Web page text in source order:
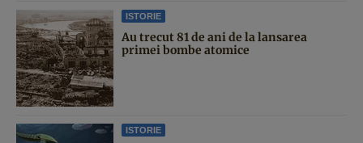
ISTORIE
Au trecut 81 de ani de la lansarea
primei bombe atomice
ISTORIE